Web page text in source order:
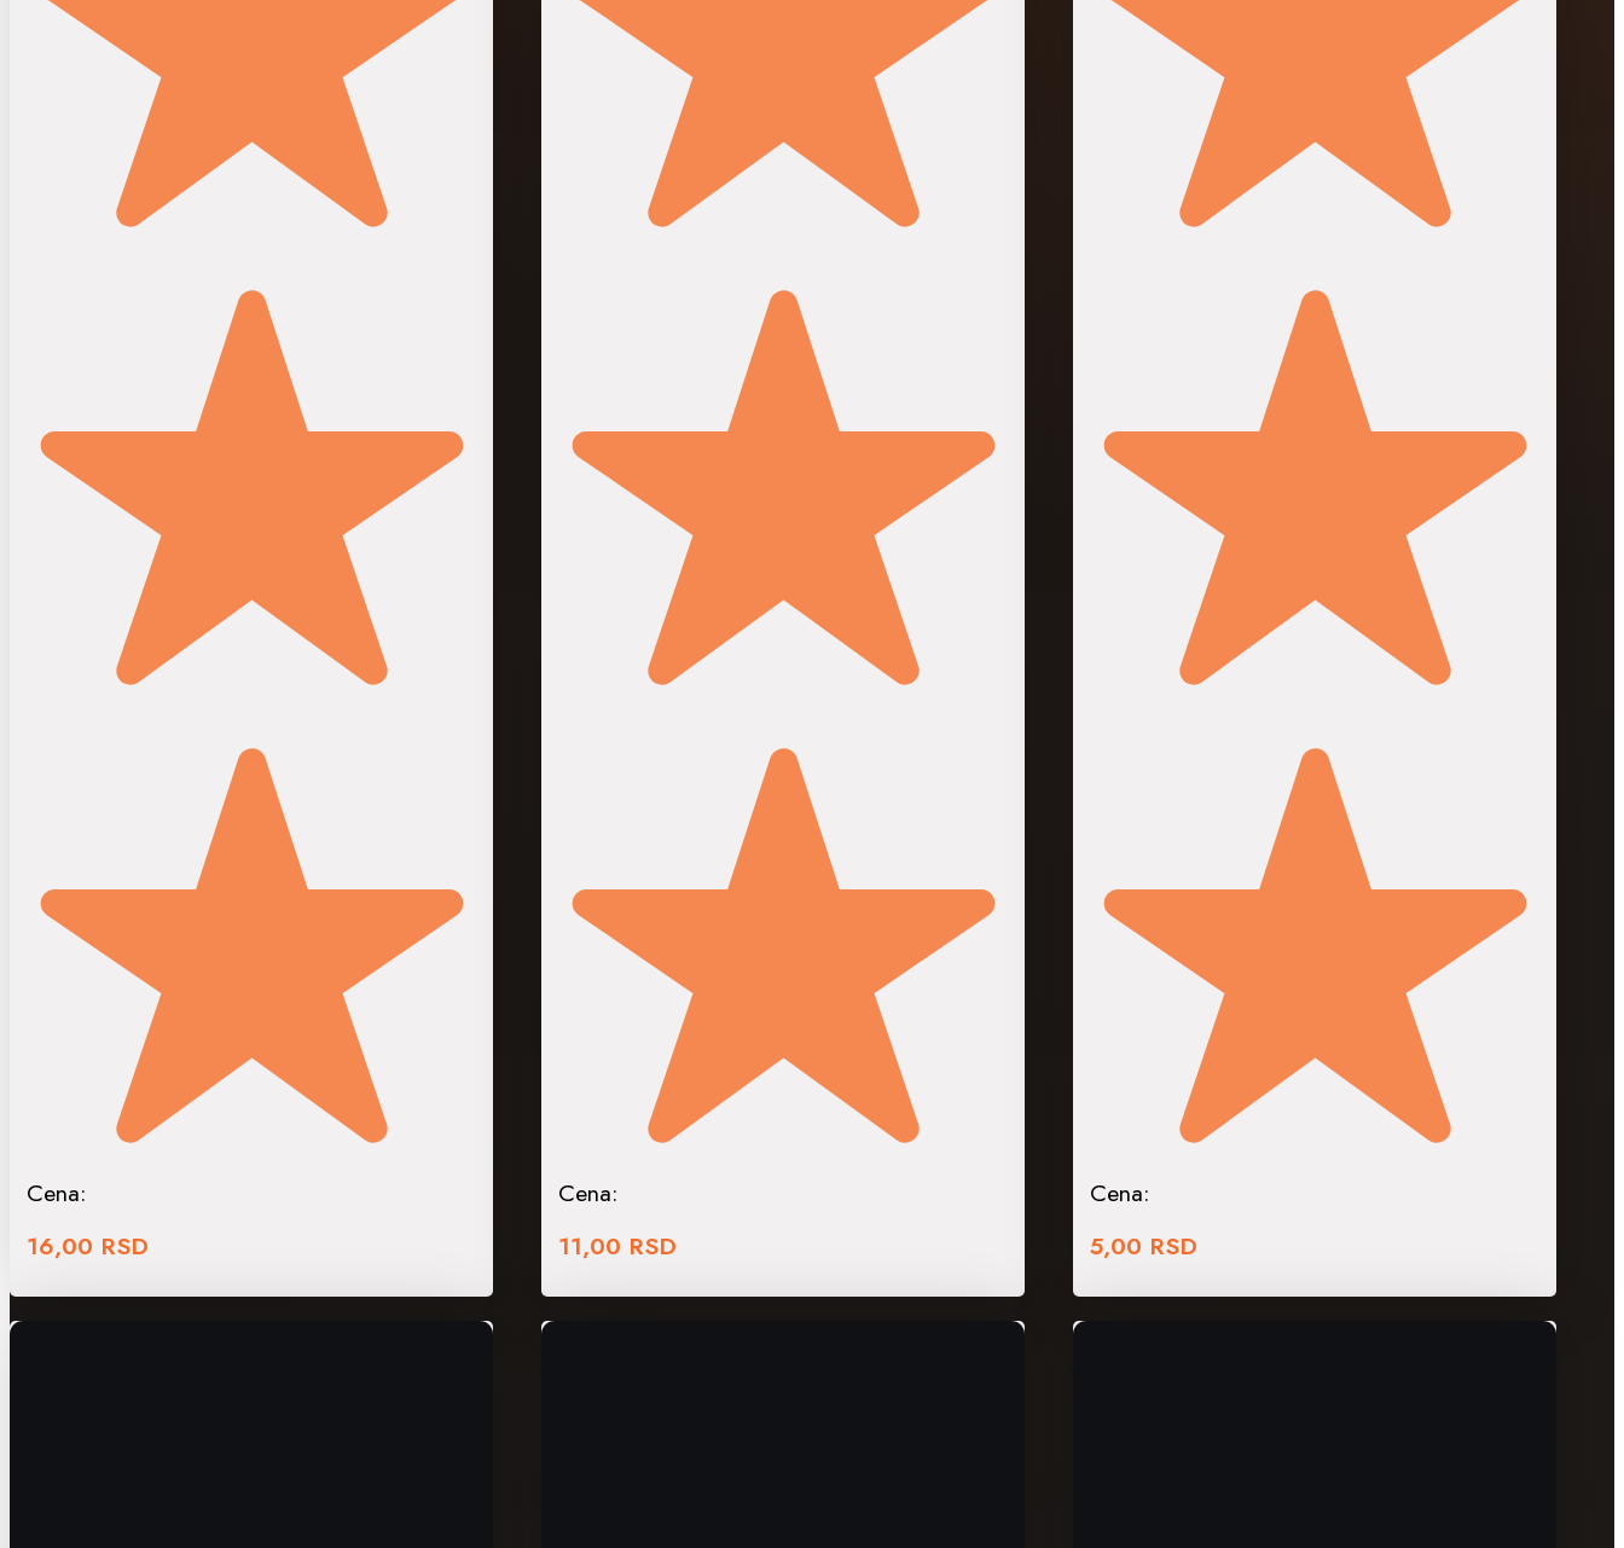
Cena:
16,00 RSD
Cena:
11,00 RSD
Cena:
5,00 RSD